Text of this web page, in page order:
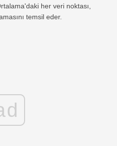
her veri noktası,
temsil eder.